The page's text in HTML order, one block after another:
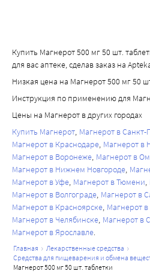
Купить Магнерот 500 мг 50 шт.
для вас аптеке, сделав заказ на
Низкая цена на Магнерот 500 мг 50
Инструкция по применению для
Цены на Магнерот в других городах
Купить Магнерот Магнерот в Санкт-
Магнерот в Краснодаре Магнерот в
Магнерот в Воронеже Магнерот в
Магнерот в Нижнем Новгороде
Магнерот в Уфе Магнерот в Тюмени
Магнерот в Волгограде Магнерот в
Магнерот в Красноярске Магнерот
Магнерот в Челябинске Магнерот в
Магнерот в Ярославле
главная
лекарственные средства
средства для пищеварения и обмена
магнерот 500 мг 50 шт. таблетки